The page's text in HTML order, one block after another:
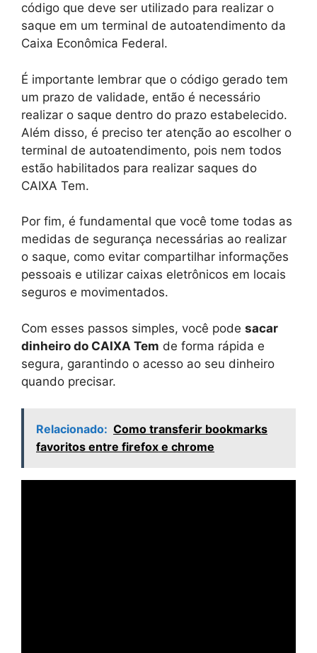
código que deve ser utilizado para realizar o
saque em um terminal de autoatendimento da
Caixa Econômica Federal.
É importante lembrar que o código gerado tem
um prazo de validade, então é necessário
realizar o saque dentro do prazo estabelecido.
Além disso, é preciso ter atenção ao escolher o
terminal de autoatendimento, pois nem todos
estão habilitados para realizar saques do
CAIXA Tem.
Por fim, é fundamental que você tome todas as
medidas de segurança necessárias ao realizar
o saque, como evitar compartilhar informações
pessoais e utilizar caixas eletrônicos em locais
seguros e movimentados.
Com esses passos simples, você pode sacar
dinheiro do CAIXA Tem de forma rápida e
segura, garantindo o acesso ao seu dinheiro
quando precisar.
Relacionado: Como transferir bookmarks
favoritos entre firefox e chrome